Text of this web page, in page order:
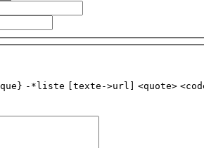
-*liste [texte->url] <quote>